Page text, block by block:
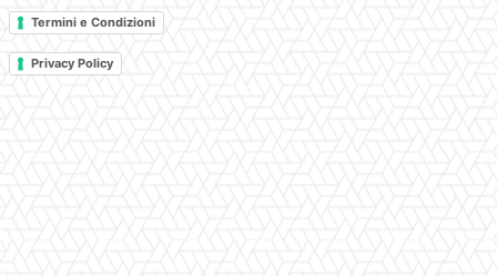
Termini e Condizioni
Privacy Policy